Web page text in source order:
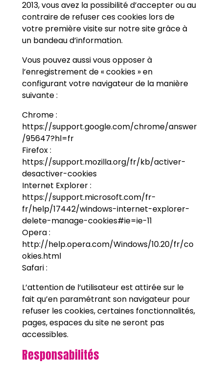
2013, vous avez la possibilité d’accepter ou au
contraire de refuser ces cookies lors de
votre première visite sur notre site grâce à
un bandeau d’information.
Vous pouvez aussi vous opposer à
l’enregistrement de « cookies » en
configurant votre navigateur de la manière
suivante :
Chrome :
https://support.google.com/chrome/answer
/95647?hl=fr
Firefox :
https://support.mozilla.org/fr/kb/activer-
desactiver-cookies
Internet Explorer :
https://support.microsoft.com/fr-
fr/help/17442/windows-internet-explorer-
delete-manage-cookies#ie=ie-11
Opera :
http://help.opera.com/Windows/10.20/fr/co
okies.html
Safari :
L’attention de l’utilisateur est attirée sur le
fait qu’en paramétrant son navigateur pour
refuser les cookies, certaines fonctionnalités,
pages, espaces du site ne seront pas
accessibles.
Responsabilités